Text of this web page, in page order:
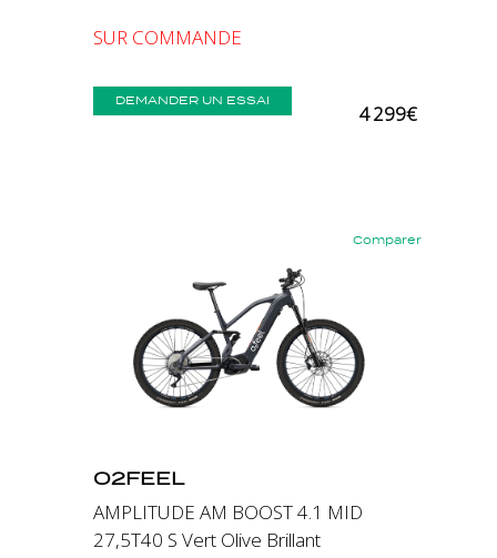
SUR COMMANDE
DEMANDER UN ESSAI
4 299€
Comparer
Précédent
O2FEEL
AMPLITUDE AM BOOST 4.1 MID
27,5T40 S Vert Olive Brillant